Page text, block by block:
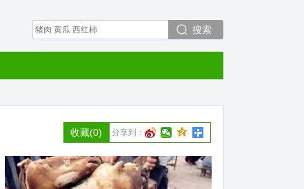
搜索
分享到：
收藏(0)